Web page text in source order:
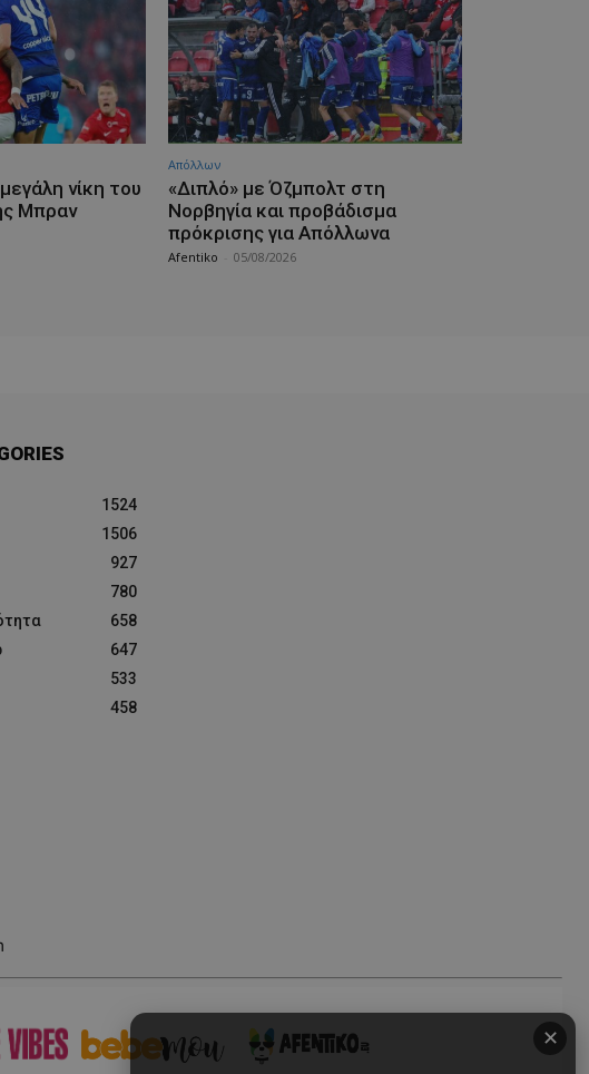
νίκη του
Μπραν
Απόλλων
«Διπλό» με Όζμπολτ στη
Νορβηγία και προβάδισμα
πρόκρισης για Απόλλωνα
Afentiko 05/08/2026
1524
1506
927
780
658
647
533
458
✕